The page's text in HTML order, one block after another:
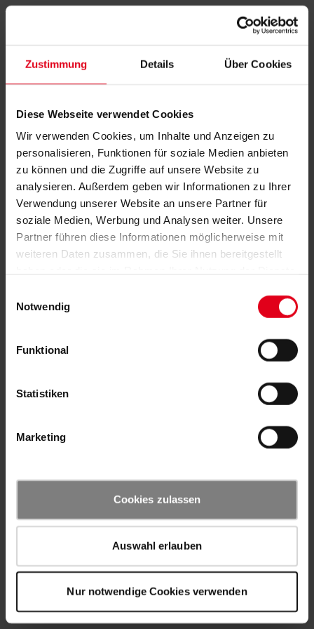
Zustimmung Details Über Cookies
Diese Webseite verwendet Cookies
Wir verwenden Cookies, um Inhalte und Anzeigen zu
personalisieren, Funktionen für soziale Medien anbieten
zu können und die Zugriffe auf unsere Website zu
analysieren. Außerdem geben wir Informationen zu Ihrer
Verwendung unserer Website an unsere Partner für
soziale Medien, Werbung und Analysen weiter. Unsere
Partner führen diese Informationen möglicherweise mit
weiteren Daten zusammen, die Sie ihnen bereitgestellt
Notwendig
Funktional
Statistiken
Marketing
Cookies zulassen
Auswahl erlauben
Nur notwendige Cookies verwenden